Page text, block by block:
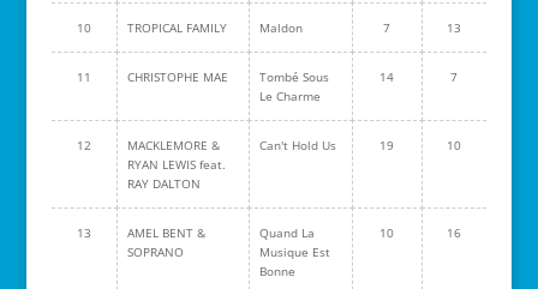
10 TROPICAL FAMILY Maldon 7 13
11 CHRISTOPHE MAE
Tombé Sous
Le Charme
14 7
12
MACKLEMORE &
RYAN LEWIS feat.
RAY DALTON
Can't Hold Us 19 10
13
AMEL BENT &
SOPRANO
Quand La
Musique Est
Bonne
10 16